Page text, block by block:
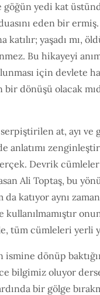
göğün yedi kat
eden bir ermiş.
katılır; yaşadı mı,
Bu hikayeyi
için devlete
dönüşü olacak
at, ayı ve
anlatımı
Devrik
Ali Toptaş, bu
da katıyor aynı
kullanılmamıştır
tüm cümleleri yerli
ismine dönüp
bilgimiz oluyor
bir gölge